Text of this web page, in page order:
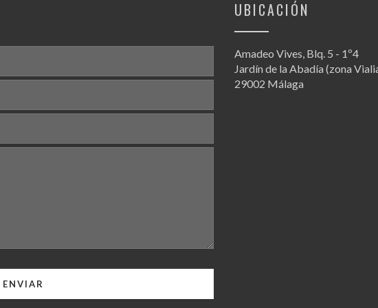
UBICACIÓN
Amadeo Vives, Blq. 5 - 1º4
Jardín de la Abadía (zona
29002 Málaga